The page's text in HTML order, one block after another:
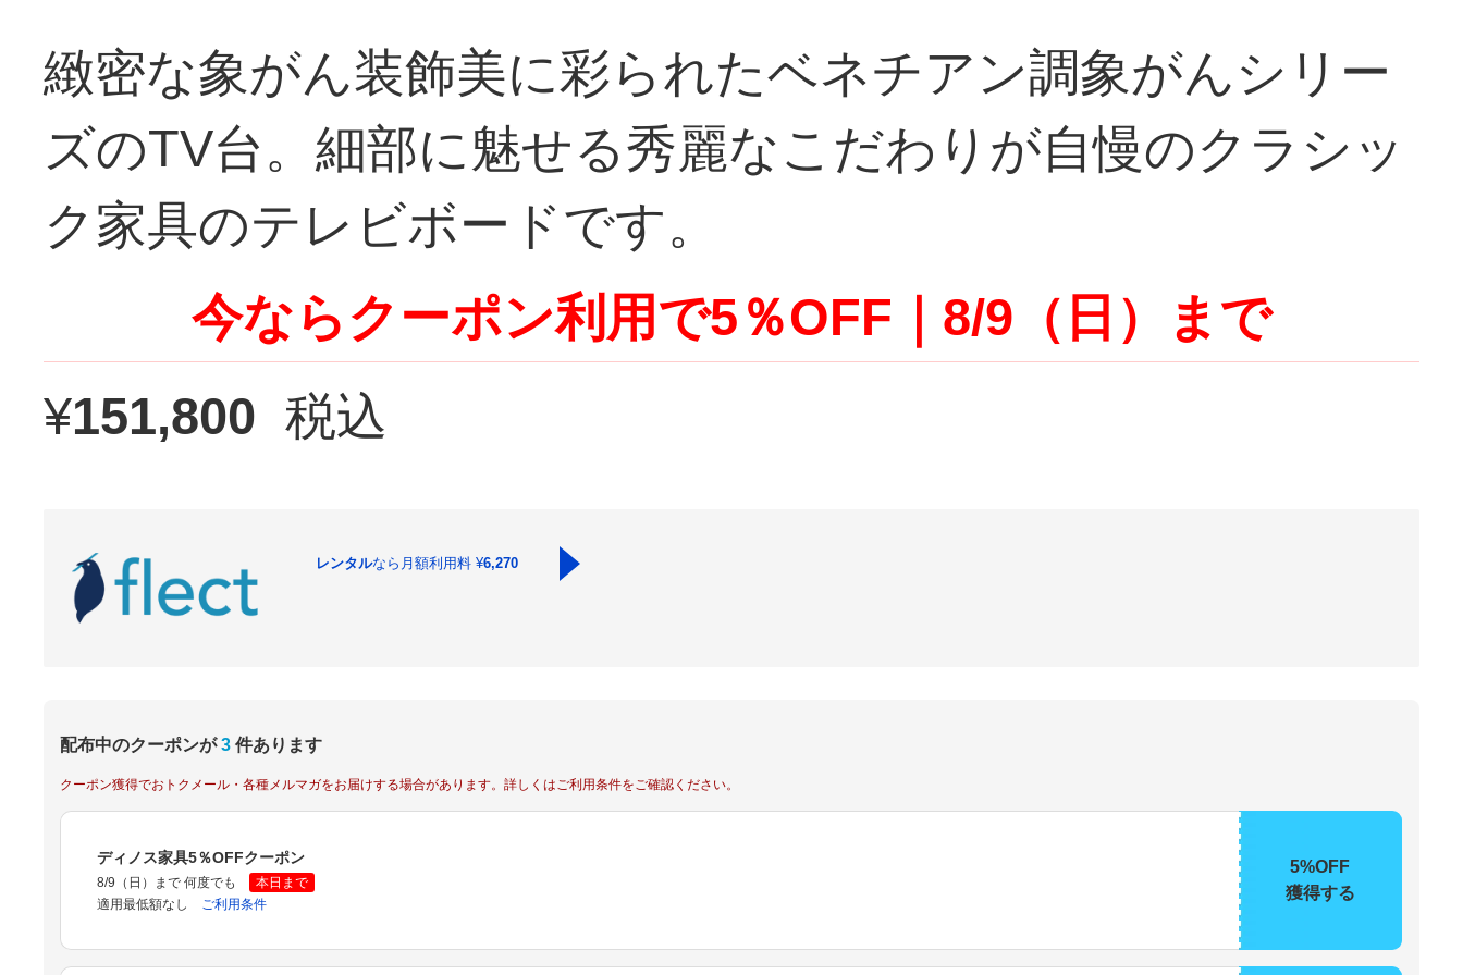
緻密な象がん装飾美に彩られたベネチアン調象がんシリー
ズのTV台。細部に魅せる秀麗なこだわりが自慢のクラシッ
ク家具のテレビボードです。
今ならクーポン利用で5％OFF｜8/9（日）まで
¥151,800 税込
レンタルなら月額利用料¥6,270
配布中のクーポンが 3 件あります
クーポン獲得でおトクメール・各種メルマガをお届けする場合があります。詳しくはご利用条件をご確認ください。
ディノス家具5％OFFクーポン
8/9（日）まで 何度でも
本日まで
適用最低額なし
ご利用条件
5%OFF
獲得する